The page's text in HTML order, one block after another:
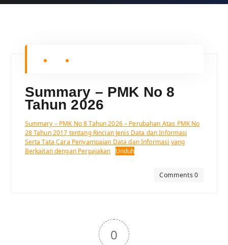
Summary – PMK No 8
Tahun 2026
Summary – PMK No 8 Tahun 2026 – Perubahan Atas PMK No
28 Tahun 2017 tentang Rincian Jenis Data dan Informasi
Serta Tata Cara Penyampaian Data dan Informasi yang
Berkaitan dengan Perpajakan
Unduh
Comments 0
0